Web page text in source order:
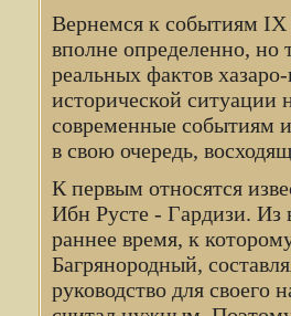
Вернемся к событиям IX
вполне определенно, но
реальных фактов
исторической ситуации
современные событиям
в свою очередь,
К первым относятся
Ибн Русте - Гардизи. Из
раннее время, к
Багрянородный,
руководство для своего